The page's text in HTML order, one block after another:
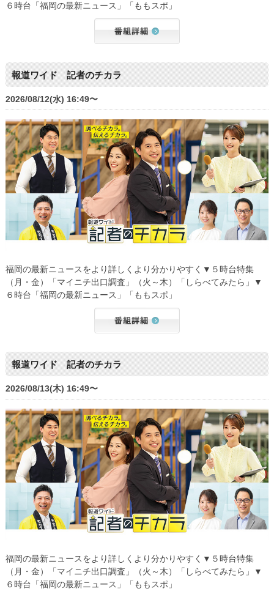
６時台「福岡の最新ニュース」「ももスポ」
報道ワイド 記者のチカラ
2026/08/12(水) 16:49〜
福岡の最新ニュースをより詳しくより分かりやすく▼５時台特集
（月・金）「マイニチ出口調査」（火～木）「しらべてみたら」▼
６時台「福岡の最新ニュース」「ももスポ」
報道ワイド 記者のチカラ
2026/08/13(木) 16:49〜
福岡の最新ニュースをより詳しくより分かりやすく▼５時台特集
（月・金）「マイニチ出口調査」（火～木）「しらべてみたら」▼
６時台「福岡の最新ニュース」「ももスポ」